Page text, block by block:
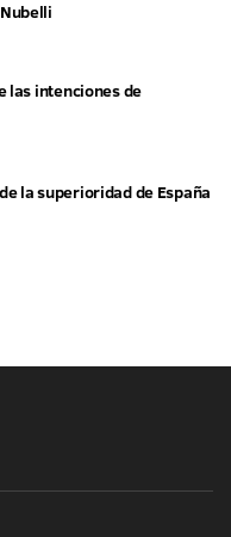
las intenciones de
la superioridad de España